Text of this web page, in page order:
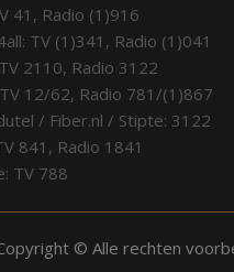
41, Radio (1)916
TV (1)341, Radio (1)041
2110, Radio 3122
12/62, Radio 781/(1)867
/ Fiber.nl / Stipte: 3122
841, Radio 1841
TV 788
© Alle rechten